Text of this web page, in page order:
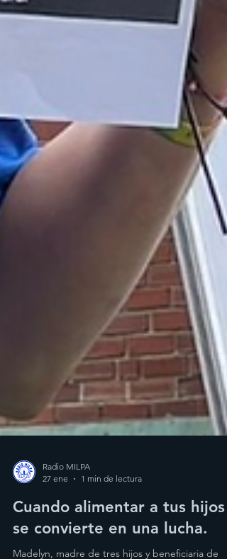
27 ene
1 min de lectura
Cuando alimentar a tus hijos
se convierte en una lucha.